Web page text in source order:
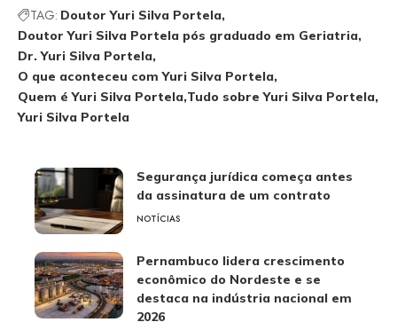
TAG: Doutor Yuri Silva Portela
Doutor Yuri Silva Portela pós graduado em Geriatria
Dr. Yuri Silva Portela
O que aconteceu com Yuri Silva Portela
Quem é Yuri Silva Portela Tudo sobre Yuri Silva Portela
Yuri Silva Portela
Segurança jurídica começa antes
da assinatura de um contrato
NOTÍCIAS
Pernambuco lidera crescimento
econômico do Nordeste e se
destaca na indústria nacional em
2026